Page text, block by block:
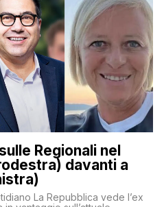
Regionali nel
davanti a
La Repubblica vede l’ex